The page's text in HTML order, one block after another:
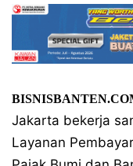
Jakarta bekerja
Layanan